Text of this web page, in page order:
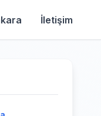
İletişim